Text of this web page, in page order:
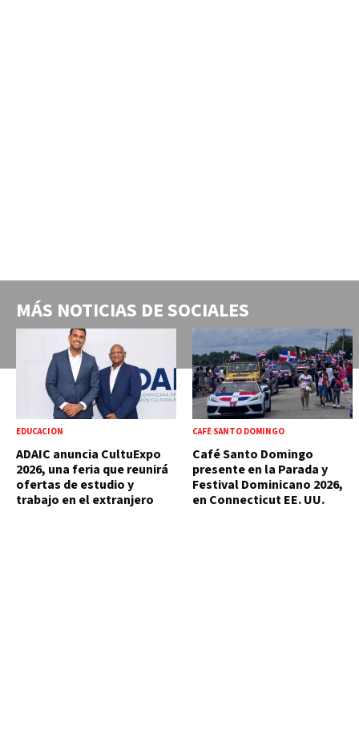
MÁS NOTICIAS DESOCIALES
EDUCACIÓN
ADAIC anuncia CultuExpo
2026, una feria que reunirá
ofertas de estudio y
trabajo en el extranjero
CAFÉ SANTO DOMINGO
Café Santo Domingo
presente en la Parada y
Festival Dominicano 2026,
en Connecticut EE. UU.